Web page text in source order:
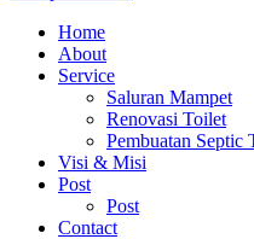
Home
About
Service
Saluran Mampet
Renovasi Toilet
Pembuatan Septic
Visi & Misi
Post
Post
Contact